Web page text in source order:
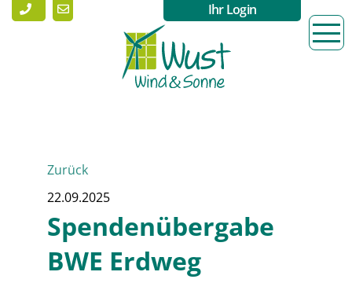
Ihr Login
Zurück
22.09.2025
Spendenübergabe
BWE Erdweg